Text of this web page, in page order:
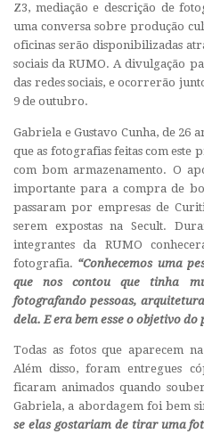
Z3, mediação e descrição de
uma conversa sobre produção
oficinas serão disponibilizadas
sociais da RUMO. A divulgação
das redes sociais, e ocorrerão
9 de outubro.
Gabriela e Gustavo Cunha, de 26
que as fotografias feitas com este
com bom armazenamento. O
importante para a compra de
passaram por empresas de
serem expostas na Secult.
integrantes da RUMO
fotografia. “Conhecemos uma
que nos contou que tinha
fotografando pessoas,
dela. E era bem esse o objetivo do
Todas as fotos que aparecem
Além disso, foram entregues
ficaram animados quando
Gabriela, a abordagem foi bem
se elas gostariam de tirar uma